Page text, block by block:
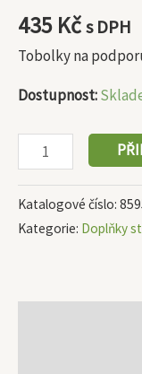
435 Kčs DPH
Tobolky na
Dostupnost:
Katalogové číslo:
Kategorie: Doplňky